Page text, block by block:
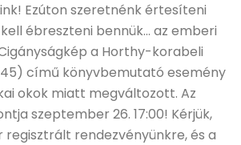
Ezúton szeretnénk értesíteni
ébreszteni bennük… az emberi
a Horthy-korabeli
című könyvbemutató esemény
okok miatt megváltozott. Az
szeptember 26. 17:00! Kérjük,
rendezvényünkre, és a